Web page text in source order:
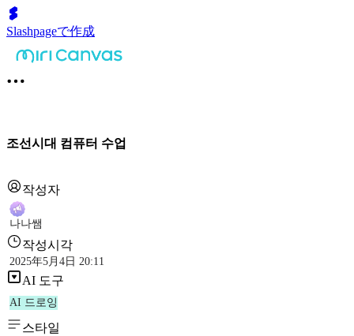
Slashpageで作成
조선시대 컴퓨터 수업
작성자
나나쌤
작성시각
2025年5月4日 20:11
AI 도구
AI 드로잉
스타일